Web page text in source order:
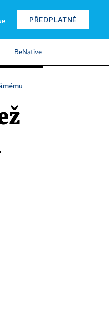
PŘEDPLATNÉ
BeNative